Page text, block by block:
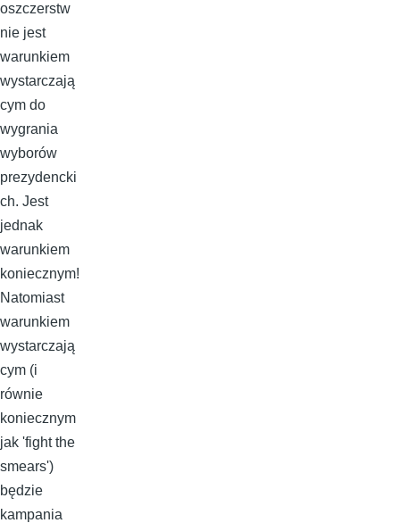
oszczerstw
nie jest
warunkiem
wystarczają
cym do
wygrania
wyborów
prezydencki
ch. Jest
jednak
warunkiem
koniecznym!
Natomiast
warunkiem
wystarczają
cym (i
równie
koniecznym
jak 'fight the
smears')
będzie
kampania